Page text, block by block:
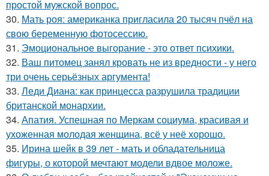
простой мужской вопрос.
30. Мать роя: американка пригласила 20 тысяч пчёл на
свою беременную фотосессию.
31. Эмоциональное выгорание - это ответ психики.
32. Ваш питомец занял кровать не из вредности - у него
три очень серьёзных аргумента!
33. Леди Диана: как принцесса разрушила традиции
британской монархии.
34. Апатия. Успешная по Меркам социума, красивая и
ухоженная молодая женщина, всё у неё хорошо.
35. Ирина шейк в 39 лет - мать и обладательница
фигуры, о которой мечтают модели вдвое моложе.